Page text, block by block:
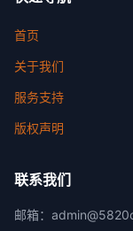
首页
关于我们
服务支持
版权声明
联系我们
邮箱：